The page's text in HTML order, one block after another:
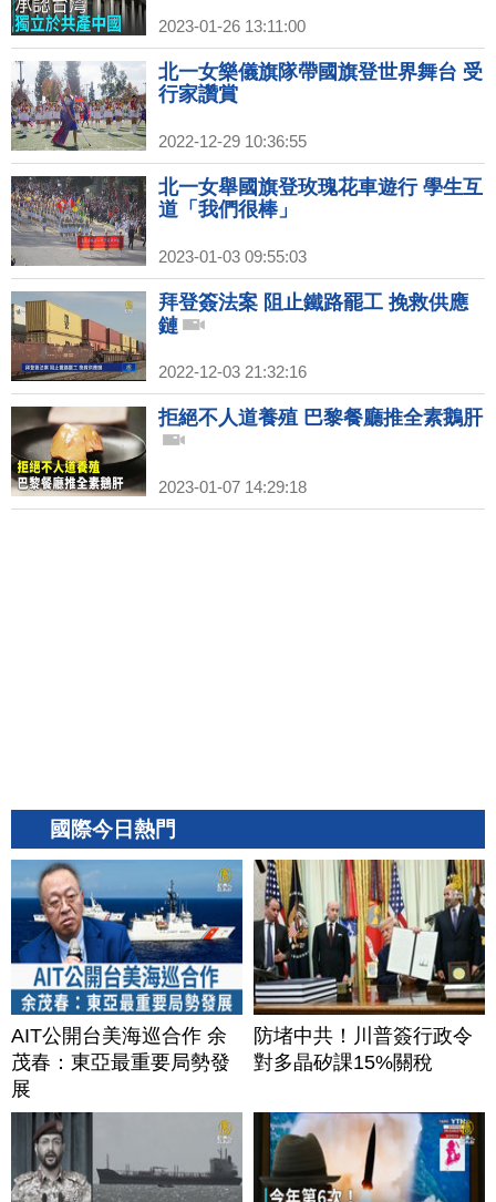
2023-01-26 13:11:00
北一女樂儀旗隊帶國旗登世界舞台 受
行家讚賞
2022-12-29 10:36:55
北一女舉國旗登玫瑰花車遊行 學生互
道「我們很棒」
2023-01-03 09:55:03
拜登簽法案 阻止鐵路罷工 挽救供應
鏈
2022-12-03 21:32:16
拒絕不人道養殖 巴黎餐廳推全素鵝肝
2023-01-07 14:29:18
國際今日熱門
AIT公開台美海巡合作 余
茂春：東亞最重要局勢發
展
防堵中共！川普簽行政令
對多晶矽課15%關稅